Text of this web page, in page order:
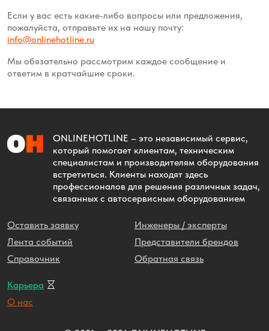
Если у вас есть какие-либо вопросы или предложения,
пожалуйста, отправьте их на нашу почту:
info@onlinehotline.ru
Мы обязательно рассмотрим каждое сообщение и
ответим в кратчайшие сроки.
ONLINEHOTLINE – это независимый сервис,
который помогает клиентам, техническим
специалистам и производителям оборудования
встретиться. Клиенты находят здесь
профессионалов для решения различных задач,
связанных с автосервисным оборудованием
Оставить заявку
Лента событий
Справочник
Инженеры / эксперты
Представители брендов
Обратная связь
Карьера
О нас